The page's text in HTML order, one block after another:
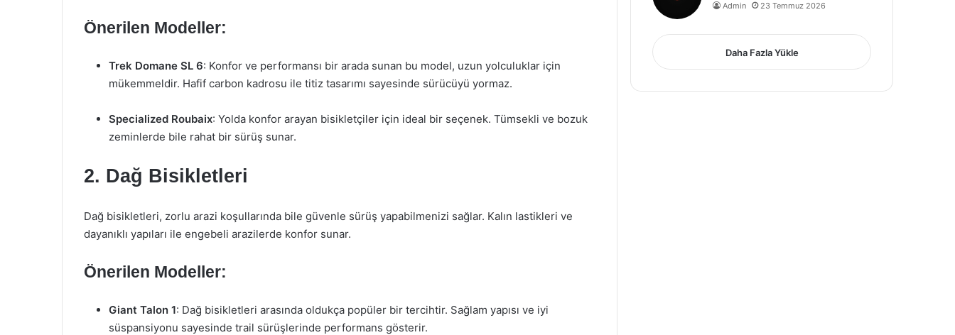
Önerilen Modeller:
Trek Domane SL 6: Konfor ve performansı bir arada sunan bu model, uzun yolculuklar için
mükemmeldir. Hafif carbon kadrosu ile titiz tasarımı sayesinde sürücüyü yormaz.
Specialized Roubaix: Yolda konfor arayan bisikletçiler için ideal bir seçenek. Tümsekli ve bozuk
zeminlerde bile rahat bir sürüş sunar.
2. Dağ Bisikletleri
Dağ bisikletleri, zorlu arazi koşullarında bile güvenle sürüş yapabilmenizi sağlar. Kalın lastikleri ve
dayanıklı yapıları ile engebeli arazilerde konfor sunar.
Önerilen Modeller:
Giant Talon 1: Dağ bisikletleri arasında oldukça popüler bir tercihtir. Sağlam yapısı ve iyi
süspansiyonu sayesinde trail sürüşlerinde performans gösterir.
Admin 23 Temmuz 2026
Daha Fazla Yükle